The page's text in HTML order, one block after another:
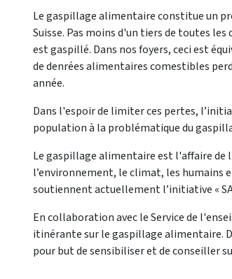
Le gaspillage alimentaire constitue un
Suisse. Pas moins d'un tiers de toutes
est gaspillé. Dans nos foyers, ceci est
de denrées alimentaires comestibles
année.
Dans l'espoir de limiter ces pertes,
population à la problématique du
Le gaspillage alimentaire est l'affaire de
l’environnement, le climat, les humains
soutiennent actuellement l’initiative «
En collaboration avec le Service de
itinérante sur le gaspillage alimentaire.
pour but de sensibiliser et de conseiller